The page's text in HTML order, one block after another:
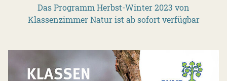
Das Programm Herbst-Winter 2023 von
Klassenzimmer Natur ist ab sofort verfügbar